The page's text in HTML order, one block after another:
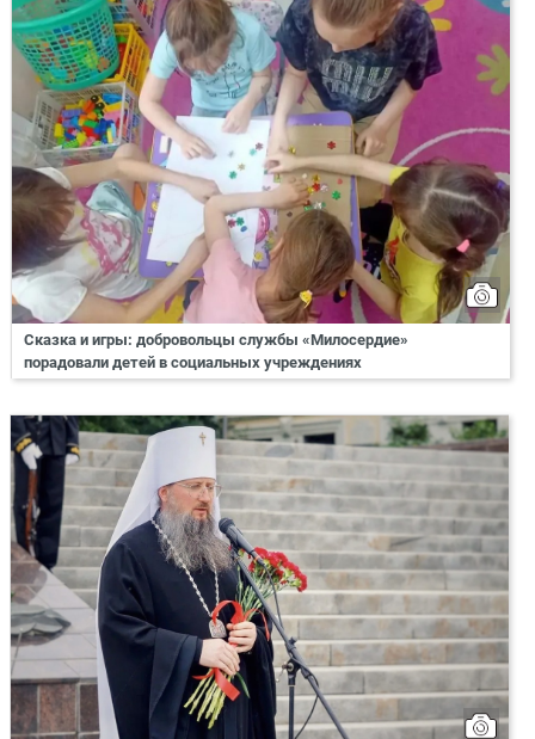
Сказка и игры: добровольцы службы «Милосердие»
порадовали детей в социальных учреждениях